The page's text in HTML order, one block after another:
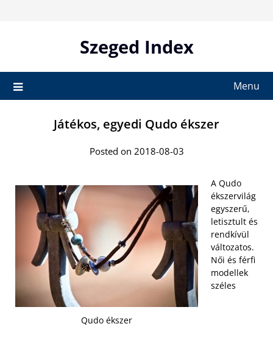
Szeged Index
Menu
Játékos, egyedi Qudo ékszer
Posted on 2018-08-03
Qudo ékszer
A Qudo
ékszervilág
egyszerű,
letisztult és
rendkívül
változatos.
Női és férfi
modellek
széles